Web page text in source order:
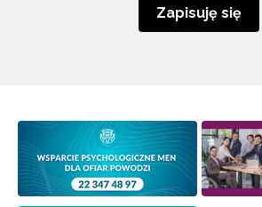
Zapisuję się